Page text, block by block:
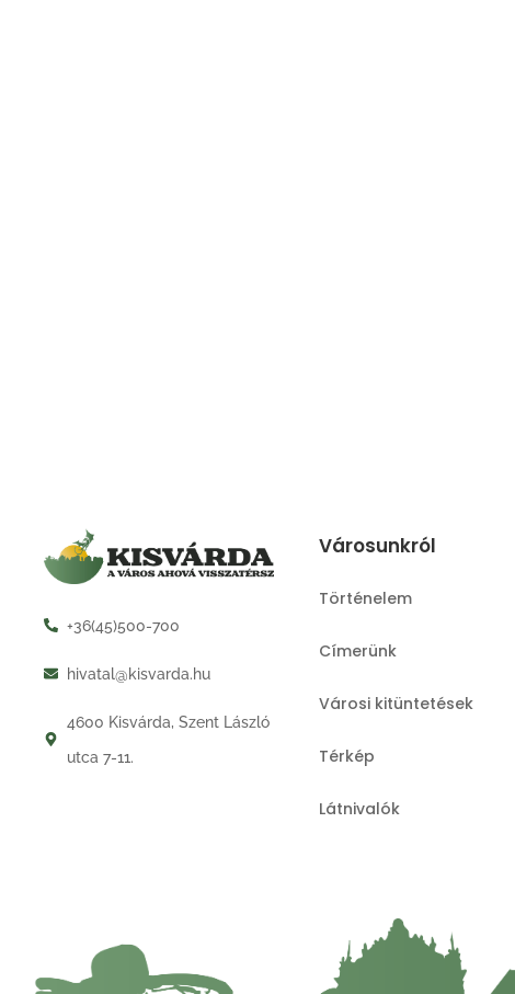
+36(45)500-700
hivatal@kisvarda.hu
4600 Kisvárda, Szent László
utca 7-11.
Városunkról
Történelem
Címerünk
Városi kitüntetések
Térkép
Látnivalók